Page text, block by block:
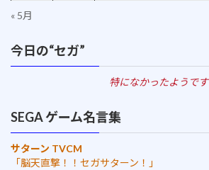
« 5月
今日の“セガ”
特になかったようです
SEGA ゲーム名言集
サターン TVCM
「脳天直撃！！セガサターン！」